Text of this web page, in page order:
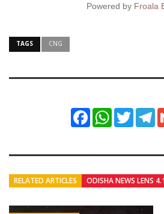
Powered by Froala
TAGS CNG
FacebookWhatsApp
Twitter
RELATED ARTICLES ODISHA NEWS LENS